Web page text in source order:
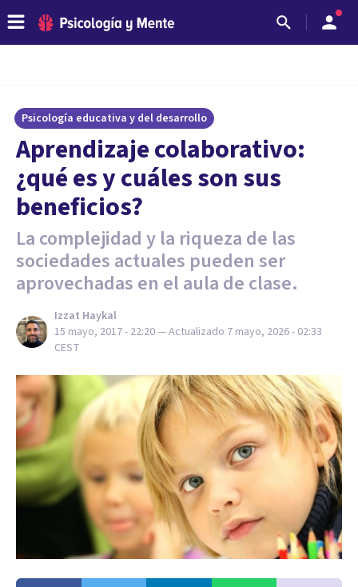
Psicología educativa y del desarrollo
Aprendizaje colaborativo:
¿qué es y cuáles son sus
beneficios?
La complejidad y la riqueza de las
sociedades actuales pueden ser
aprovechadas en el aula de clase.
Izzat Haykal
15 mayo, 2017 - 22:20— Actualizado 7 mayo, 2026 - 02:33
CEST